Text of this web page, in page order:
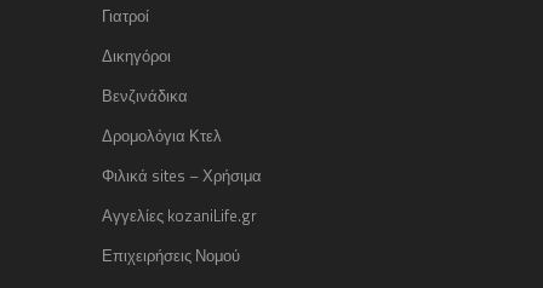
Γιατροί
Δικηγόροι
Βενζινάδικα
Δρομολόγια Κτελ
Φιλικά sites – Χρήσιμα
Αγγελίες kozaniLife.gr
Επιχειρήσεις Νομού